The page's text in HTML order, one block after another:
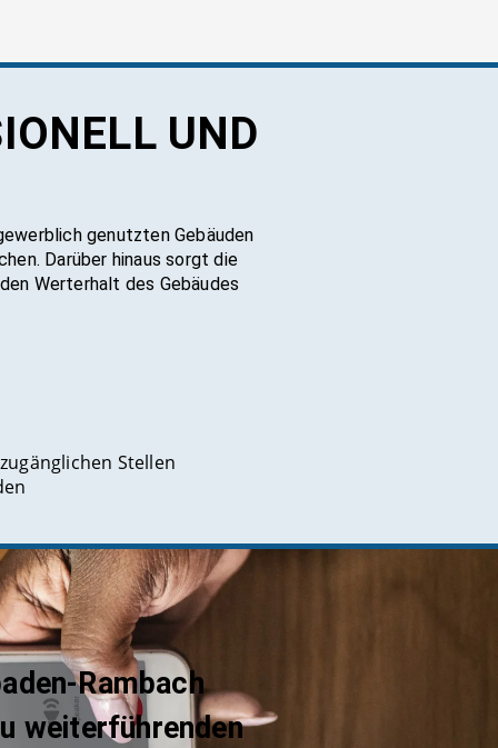
UND
genutzten Gebäuden
Darüber hinaus sorgt die
Werterhalt des Gebäudes
Stellen
Rambach
weiterführenden